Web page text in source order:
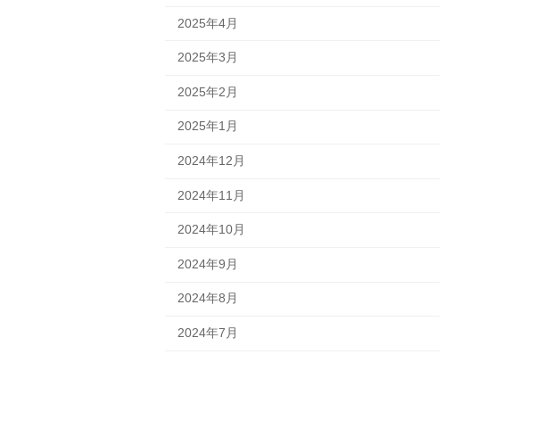
2025年4月
2025年3月
2025年2月
2025年1月
2024年12月
2024年11月
2024年10月
2024年9月
2024年8月
2024年7月